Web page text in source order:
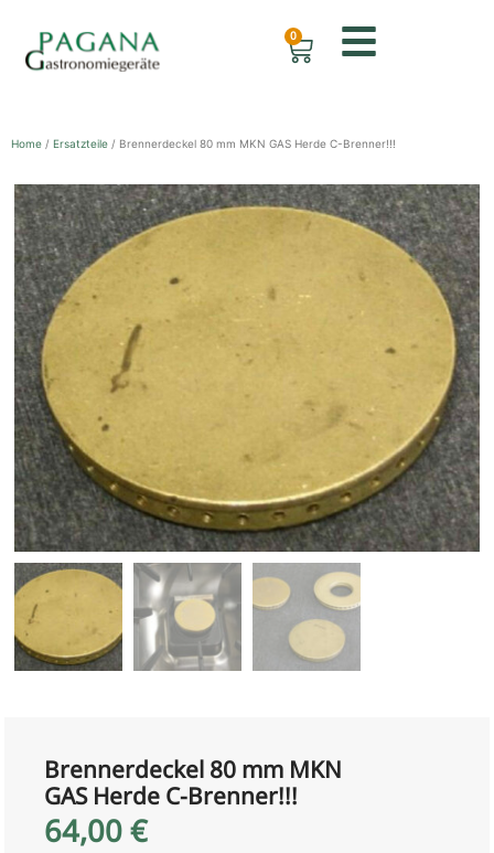
0
Home / Ersatzteile / Brennerdeckel 80 mm MKN GAS Herde C-Brenner!!!
Brennerdeckel 80 mm MKN
GAS Herde C-Brenner!!!
64,00€